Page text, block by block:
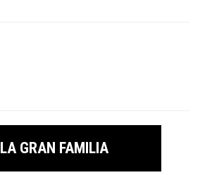
LA GRAN FAMILIA